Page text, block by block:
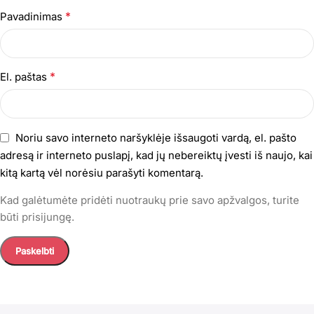
Pavadinimas *
El. paštas *
Noriu savo interneto naršyklėje išsaugoti vardą, el. pašto
adresą ir interneto puslapį, kad jų nebereiktų įvesti iš naujo, kai
kitą kartą vėl norėsiu parašyti komentarą.
Kad galėtumėte pridėti nuotraukų prie savo apžvalgos, turite
būti prisijungę.